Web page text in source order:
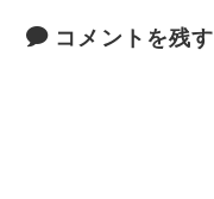
コメントを残す